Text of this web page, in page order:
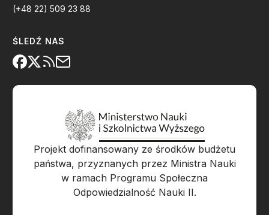
(+48 22) 509 23 88
ŚLEDŹ NAS
Projekt dofinansowany ze środków budżetu
państwa, przyznanych przez Ministra Nauki
w ramach Programu Społeczna
Odpowiedzialność Nauki II.